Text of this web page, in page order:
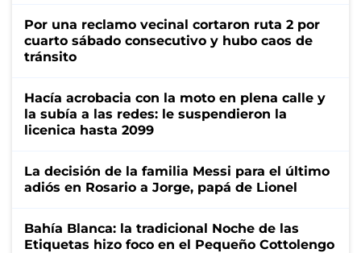
Por una reclamo vecinal cortaron ruta 2 por
cuarto sábado consecutivo y hubo caos de
tránsito
Hacía acrobacia con la moto en plena calle y
la subía a las redes: le suspendieron la
licenica hasta 2099
La decisión de la familia Messi para el último
adiós en Rosario a Jorge, papá de Lionel
Bahía Blanca: la tradicional Noche de las
Etiquetas hizo foco en el Pequeño Cottolengo